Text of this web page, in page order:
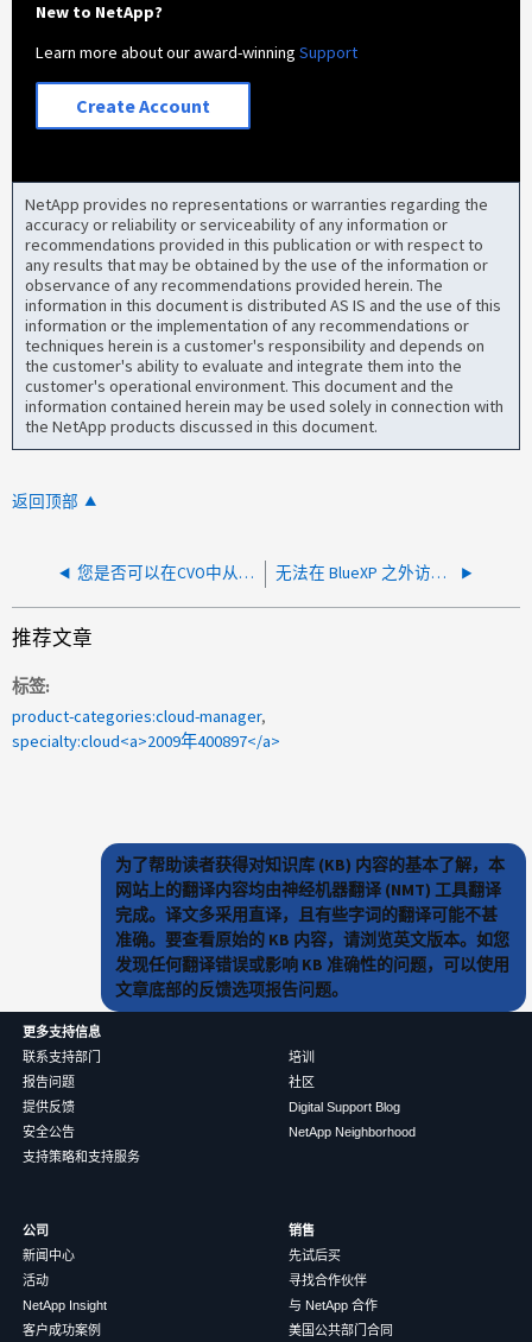
New to NetApp?
Learn more about our award-winningSupport
Create Account
NetApp provides no representations or warranties regarding the
accuracy or reliability or serviceability of any information or
recommendations provided in this publication or with respect to
any results that may be obtained by the use of the information or
observance of any recommendations provided herein. The
information in this document is distributed AS IS and the use of this
information or the implementation of any recommendations or
techniques herein is a customer's responsibility and depends on
the customer's ability to evaluate and integrate them into the
customer's operational environment. This document and the
information contained herein may be used solely in connection with
the NetApp products discussed in this document.
返回顶部
您是否可以在CVO中从高级SSD切换到标准SSD？ 无法在 BlueXP 之外访问 CVO 上的 System Manager
推荐文章
标签
product-categories:cloud-manager
specialty:cloud<a>2009年400897</a>
为了帮助读者获得对知识库 (KB) 内容的基本了解，本
网站上的翻译内容均由神经机器翻译 (NMT) 工具翻译
完成。译文多采用直译，且有些字词的翻译可能不甚
准确。要查看原始的 KB 内容，请浏览英文版本。如您
发现任何翻译错误或影响 KB 准确性的问题，可以使用
文章底部的反馈选项报告问题。
更多支持信息
联系支持部门
报告问题
提供反馈
安全公告
支持策略和支持服务
培训
社区
Digital Support Blog
NetApp Neighborhood
公司
新闻中心
活动
NetApp Insight
客户成功案例
销售
先试后买
寻找合作伙伴
与 NetApp 合作
美国公共部门合同